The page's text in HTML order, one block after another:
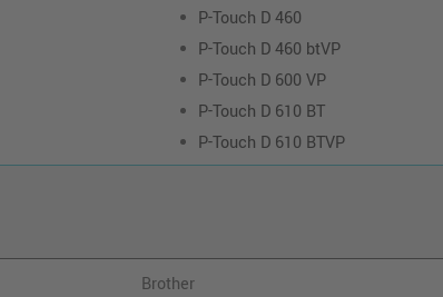
P-Touch D 460
P-Touch D 460 btVP
P-Touch D 600 VP
P-Touch D 610 BT
P-Touch D 610 BTVP
Brother